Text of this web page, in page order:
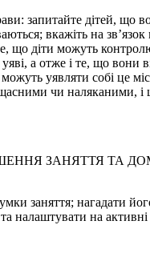
запитайте дітей, що
вкажіть на
що діти можуть
а отже і те, що вони
уявляти собі це
чи наляканими, і
ЗАНЯТТЯ ТА
заняття; нагадати
налаштувати на